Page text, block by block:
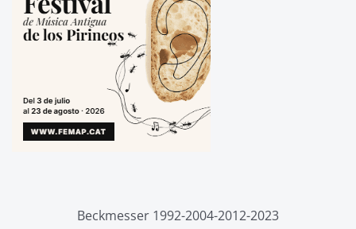
Beckmesser 1992-2004-2012-2023